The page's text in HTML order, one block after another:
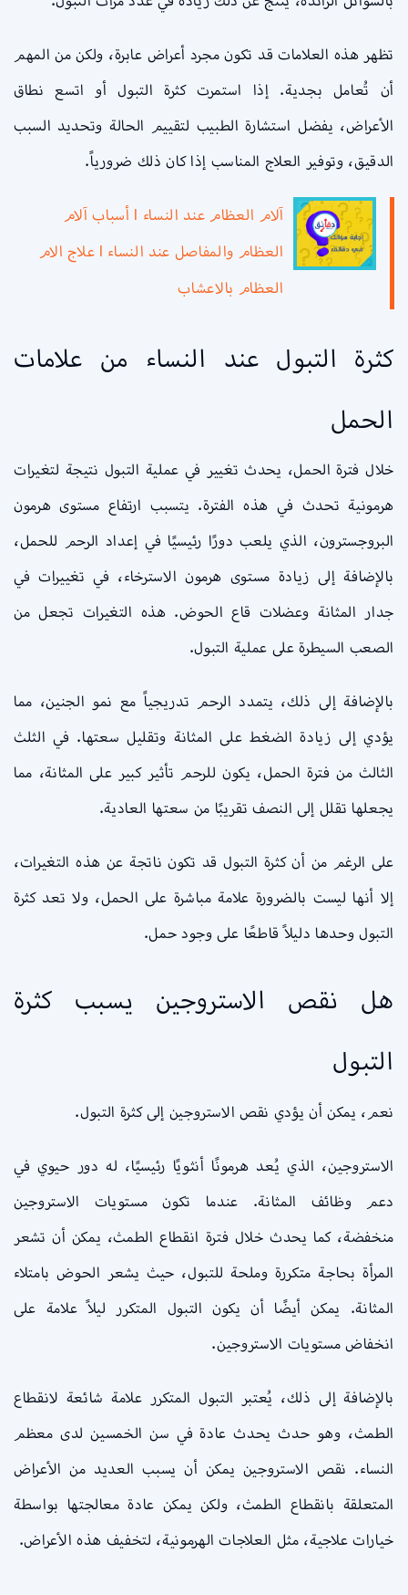
تظهر هذه العلامات قد تكون مجرد أعراض عابرة، ولكن من المهم
أن تُعامل بجدية. إذا استمرت كثرة التبول أو اتسع نطاق
الأعراض، يفضل استشارة الطبيب لتقييم الحالة وتحديد السبب
الدقيق، وتوفير العلاج المناسب إذا كان ذلك ضرورياً.
آلام العظام عند النساء l أسباب آلام
العظام والمفاصل عند النساء l علاج الام
العظام بالاعشاب
كثرة التبول عند النساء من علامات
الحمل
خلال فترة الحمل، يحدث تغيير في عملية التبول نتيجة لتغيرات
هرمونية تحدث في هذه الفترة. يتسبب ارتفاع مستوى هرمون
البروجسترون، الذي يلعب دورًا رئيسيًا في إعداد الرحم للحمل،
بالإضافة إلى زيادة مستوى هرمون الاسترخاء، في تغييرات في
جدار المثانة وعضلات قاع الحوض. هذه التغيرات تجعل من
الصعب السيطرة على عملية التبول.
بالإضافة إلى ذلك، يتمدد الرحم تدريجياً مع نمو الجنين، مما
يؤدي إلى زيادة الضغط على المثانة وتقليل سعتها. في الثلث
الثالث من فترة الحمل، يكون للرحم تأثير كبير على المثانة، مما
يجعلها تقلل إلى النصف تقريبًا من سعتها العادية.
على الرغم من أن كثرة التبول قد تكون ناتجة عن هذه التغيرات،
إلا أنها ليست بالضرورة علامة مباشرة على الحمل، ولا تعد كثرة
التبول وحدها دليلاً قاطعًا على وجود حمل.
هل نقص الاستروجين يسبب كثرة
التبول
نعم، يمكن أن يؤدي نقص الاستروجين إلى كثرة التبول.
الاستروجين، الذي يُعد هرمونًا أنثويًا رئيسيًا، له دور حيوي في
دعم وظائف المثانة. عندما تكون مستويات الاستروجين
منخفضة، كما يحدث خلال فترة انقطاع الطمث، يمكن أن تشعر
المرأة بحاجة متكررة وملحة للتبول، حيث يشعر الحوض بامتلاء
المثانة. يمكن أيضًا أن يكون التبول المتكرر ليلاً علامة على
انخفاض مستويات الاستروجين.
بالإضافة إلى ذلك، يُعتبر التبول المتكرر علامة شائعة لانقطاع
الطمث، وهو حدث يحدث عادة في سن الخمسين لدى معظم
النساء. نقص الاستروجين يمكن أن يسبب العديد من الأعراض
المتعلقة بانقطاع الطمث، ولكن يمكن عادة معالجتها بواسطة
خيارات علاجية، مثل العلاجات الهرمونية، لتخفيف هذه الأعراض.